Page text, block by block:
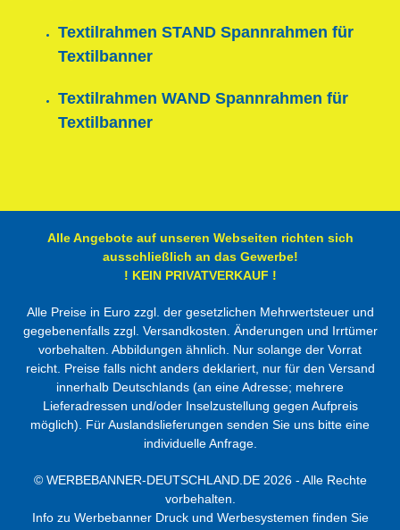
Textilrahmen STAND Spannrahmen für
Textilbanner
Textilrahmen WAND Spannrahmen für
Textilbanner
Alle Angebote auf unseren Webseiten richten sich
ausschließlich an das Gewerbe!
! KEIN PRIVATVERKAUF !
Alle Preise in Euro zzgl. der gesetzlichen Mehrwertsteuer und
gegebenenfalls zzgl. Versandkosten. Änderungen und Irrtümer
vorbehalten. Abbildungen ähnlich. Nur solange der Vorrat
reicht. Preise falls nicht anders deklariert, nur für den Versand
innerhalb Deutschlands (an eine Adresse; mehrere
Lieferadressen und/oder Inselzustellung gegen Aufpreis
möglich). Für Auslandslieferungen senden Sie uns bitte eine
individuelle Anfrage.
© WERBEBANNER-DEUTSCHLAND.DE2026 - Alle Rechte
vorbehalten.
Info zu Werbebanner Druck und Werbesystemen finden Sie